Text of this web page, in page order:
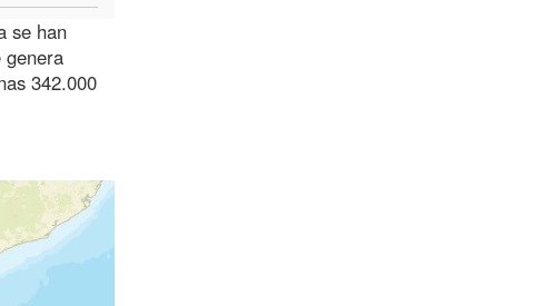
se han
genera
342.000